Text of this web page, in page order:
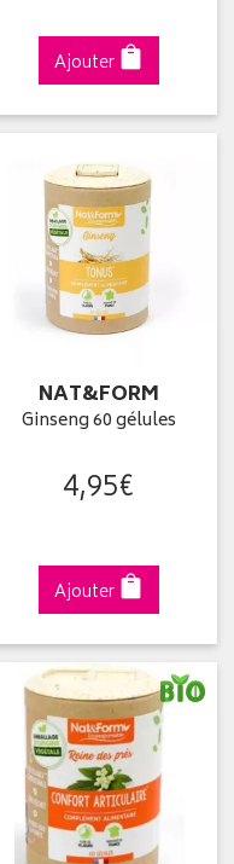
Ajouter
NAT&FORM
Ginseng 60 gélules
4,95€
Ajouter